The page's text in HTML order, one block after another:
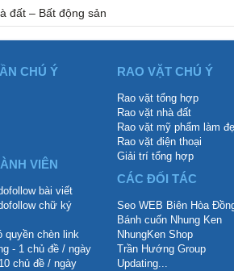
đất – Bất động sản
CHÚ Ý
VIÊN
bài viết
chữ ký
quyền chèn link
- 1 chủ đề / ngày
chủ đề / ngày
RAO VẶT CHÚ Ý
Rao vặt tổng hợp
Rao vặt nhà đất
Rao vặt mỹ phẩm làm
Rao vặt điện thoại
Giải trí tổng hợp
CÁC ĐỐI TÁC
Seo WEB Biên Hòa
Bánh cuốn Nhung Ken
NhungKen Shop
Trần Hướng Group
Updating...